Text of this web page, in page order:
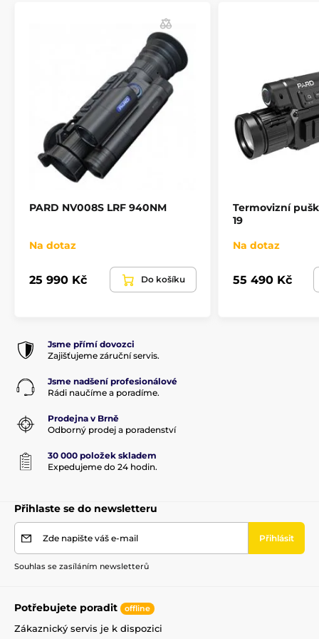
PARD NV008S LRF 940NM
Na dotaz
25 990 Kč Do košíku
Termovizní
19
Na dotaz
55 490 Kč
Jsme přímí dovozci
Zajišťujeme záruční servis.
Jsme nadšení profesionálové
Rádi naučíme a poradíme.
Prodejna v Brně
Odborný prodej a poradenství
30 000 položek skladem
Expedujeme do 24 hodin.
Přihlaste se do newsletteru
Zde napište váš e-mail Přihlásit
Souhlas se zasíláním newsletterů
Potřebujete poradit offline
Zákaznický servis je k dispozici